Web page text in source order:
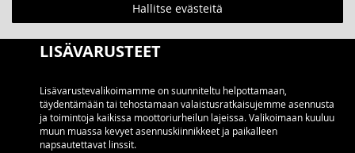
LISÄVARUSTEET
Lisävarustevalikoimamme on suunniteltu helpottamaan,
täydentämään tai tehostamaan valaistusratkaisujemme asennusta
ja toimintoja kaikissa moottoriurheilun lajeissa. Valikoimaan kuuluu
muun muassa kevyet asennuskiinnikkeet ja paikalleen
napsautettavat linssit.
Hallitse evästeitä